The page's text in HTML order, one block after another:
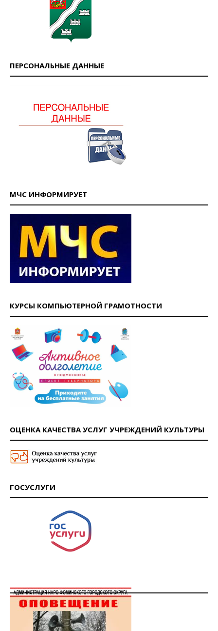
ПЕРСОНАЛЬНЫЕ ДАННЫЕ
МЧС ИНФОРМИРУЕТ
КУРСЫ КОМПЬЮТЕРНОЙ ГРАМОТНОСТИ
ОЦЕНКА КАЧЕСТВА УСЛУГ УЧРЕЖДЕНИЙ КУЛЬТУРЫ
ГОСУСЛУГИ